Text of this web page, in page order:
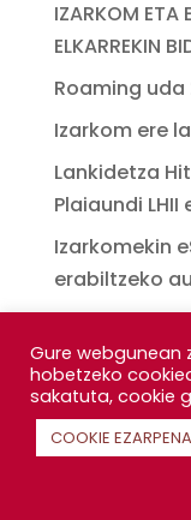
IZARKOM ETA
ELKARREKIN
Roaming uda
Izarkom ere
Lankidetza
Plaiaundi LHII
Izarkomekin
erabiltzeko
Gure webgunean
hobetzeko
sakatuta, cookie
COOKIE